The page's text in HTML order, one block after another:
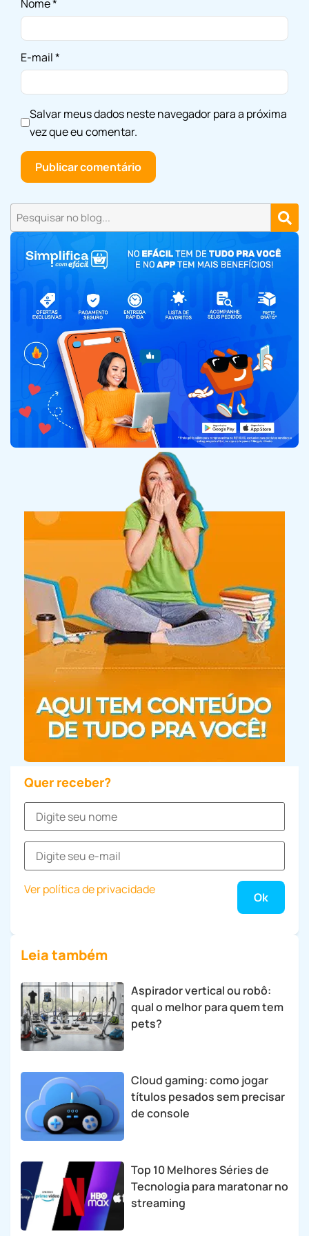
Nome*
E-mail*
Salvar meus dados neste navegador para a próxima
vez que eu comentar.
Quer receber?
Ver política de privacidade
Leia também
Aspirador vertical ou robô:
qual o melhor para quem tem
pets?
Cloud gaming: como jogar
títulos pesados sem precisar
de console
Top 10 Melhores Séries de
Tecnologia para maratonar no
streaming